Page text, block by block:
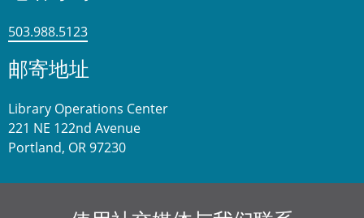
503.988.5123
邮寄地址
Library Operations Center
221 NE 122nd Avenue
Portland, OR 97230